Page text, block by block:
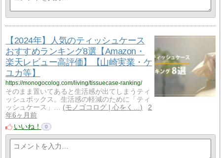
【2024年】人気のティッシュケース
おすすめランキング8選【Amazon・
楽天レビュー高評価】【山崎実業・ケ
ユカ等】
https://monogocolog.com/living/tissuecase-ranking/
そのまま置いてあると生活感が出てしまうティ
ッシュボックス。生活感の軽減のために「ティ
ッシュケース」…
モノゴコログ | 心をく…
2
年6ヶ月前
いいね！
0